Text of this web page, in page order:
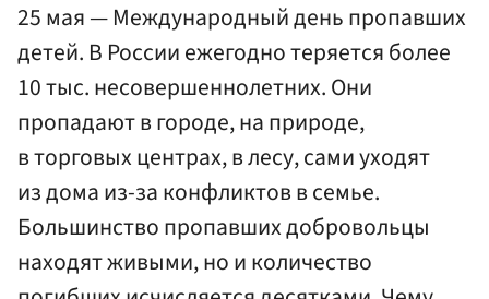
25 мая — Международный день пропавших
детей. В России ежегодно теряется более
10 тыс. несовершеннолетних. Они
пропадают в городе, на природе,
в торговых центрах, в лесу, сами уходят
из дома из-за конфликтов в семье.
Большинство пропавших добровольцы
находят живыми, но и количество